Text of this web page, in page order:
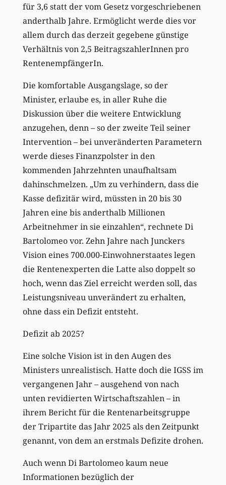
für 3,6 statt der vom Gesetz vorgeschriebenen
anderthalb Jahre. Ermöglicht werde dies vor
allem durch das derzeit gegebene günstige
Verhältnis von 2,5 BeitragszahlerInnen pro
RentenempfängerIn.
Die komfortable Ausgangslage, so der
Minister, erlaube es, in aller Ruhe die
Diskussion über die weitere Entwicklung
anzugehen, denn – so der zweite Teil seiner
Intervention – bei unveränderten Parametern
werde dieses Finanzpolster in den
kommenden Jahrzehnten unaufhaltsam
dahinschmelzen. „Um zu verhindern, dass die
Kasse defizitär wird, müssten in 20 bis 30
Jahren eine bis anderthalb Millionen
Arbeitnehmer in sie einzahlen“, rechnete Di
Bartolomeo vor. Zehn Jahre nach Junckers
Vision eines 700.000-Einwohnerstaates legen
die Rentenexperten die Latte also doppelt so
hoch, wenn das Ziel erreicht werden soll, das
Leistungsniveau unverändert zu erhalten,
ohne dass ein Defizit entsteht.
Defizit ab 2025?
Eine solche Vision ist in den Augen des
Ministers unrealistisch. Hatte doch die IGSS im
vergangenen Jahr – ausgehend von nach
unten revidierten Wirtschaftszahlen – in
ihrem Bericht für die Rentenarbeitsgruppe
der Tripartite das Jahr 2025 als den Zeitpunkt
genannt, von dem an erstmals Defizite drohen.
Auch wenn Di Bartolomeo kaum neue
Informationen bezüglich der